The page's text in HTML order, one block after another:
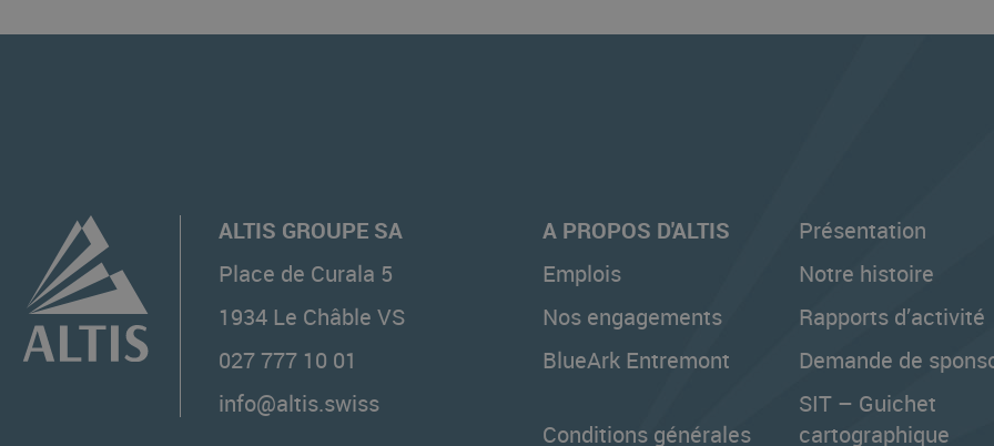
ALTIS GROUPE SA
Place de Curala 5
1934 Le Châble VS
027 777 10 01
info@altis.swiss
A PROPOS D'ALTIS
Présentation
Emplois
Notre histoire
Nos engagements
Rapports d’activité
BlueArk Entremont
Demande de
Conditions générales
SIT – Guichet
cartographique